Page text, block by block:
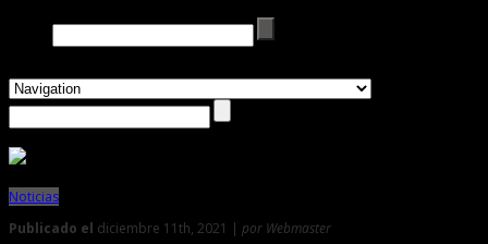
Noticias
Publicado el diciembre 11th, 2021 | por Webmaster